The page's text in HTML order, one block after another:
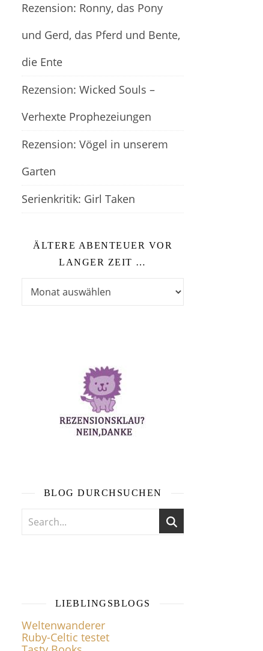
Rezension: Ronny, das Pony
und Gerd, das Pferd und Bente,
die Ente
Rezension: Wicked Souls –
Verhexte Prophezeiungen
Rezension: Vögel in unserem
Garten
Serienkritik: Girl Taken
ÄLTERE ABENTEUER VOR
LANGER ZEIT …
BLOG DURCHSUCHEN
LIEBLINGSBLOGS
Weltenwanderer
Ruby-Celtic testet